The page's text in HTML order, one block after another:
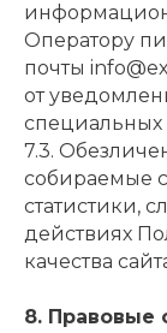
Оператору
почты
от
специальных
7.3.
собираемые
статистики,
действиях
качества
8. Правовые